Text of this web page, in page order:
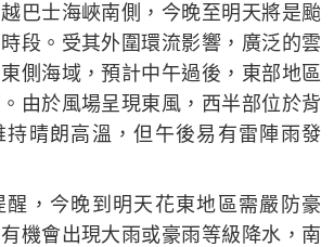
巴士海峽南側，今晚至明天將是颱
段。受其外圍環流影響，廣泛的雲
側海域，預計中午過後，東部地區
由於風場呈現東風，西半部位於背
持晴朗高溫，但午後易有雷陣雨發
醒，今晚到明天花東地區需嚴防豪
機會出現大雨或豪雨等級降水，南